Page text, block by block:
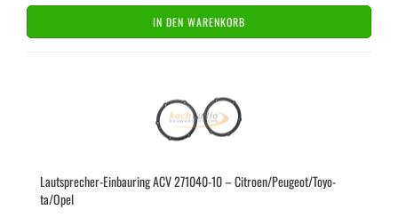
IN DEN WARENKORB
Lautsprecher-​​Ein­bau­ring ACV 271040-​​10 – Ci­tro­en/Peu­geot/To­yo­
ta/Opel